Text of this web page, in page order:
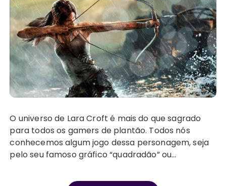
O universo de Lara Croft é mais do que sagrado
para todos os gamers de plantão. Todos nós
conhecemos algum jogo dessa personagem, seja
pelo seu famoso gráfico “quadradão” ou…